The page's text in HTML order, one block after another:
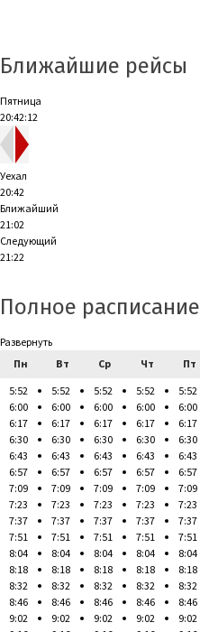
Ближайшие рейсы
Пятница
20:42:13
Уехал
20:42
Ближайший
21:02
Следующий
21:22
Полное расписание
Развернуть
Пн
Вт Ср Чт Пт
5:52
6:00
6:17
6:30
6:43
6:57
7:09
7:23
7:37
7:51
8:04
8:18
8:32
8:46
9:02
5:52
6:00
6:17
6:30
6:43
6:57
7:09
7:23
7:37
7:51
8:04
8:18
8:32
8:46
9:02
5:52
6:00
6:17
6:30
6:43
6:57
7:09
7:23
7:37
7:51
8:04
8:18
8:32
8:46
9:02
5:52
6:00
6:17
6:30
6:43
6:57
7:09
7:23
7:37
7:51
8:04
8:18
8:32
8:46
9:02
5:52
6:00
6:17
6:30
6:43
6:57
7:09
7:23
7:37
7:51
8:04
8:18
8:32
8:46
9:02